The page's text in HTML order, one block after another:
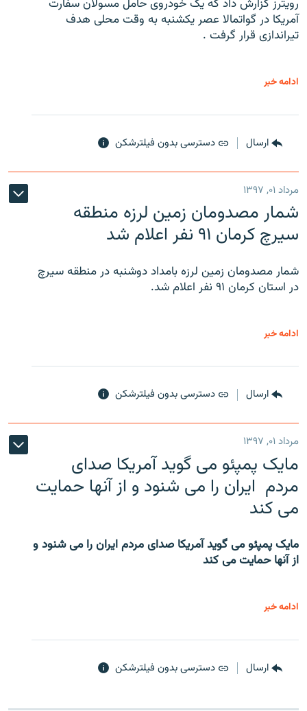
رویترز گزارش داد که یک خودروی حامل مسولان سفارت
آمریکا در گواتمالا عصر یکشنبه به وقت محلی هدف
تیراندازی قرار گرفت .
ادامه خبر
ارسال دسترسی بدون فیلترشکن
مرداد ۰۱, ۱۳۹۷
شمار مصدومان زمین لرزه منطقه
سیرچ کرمان ۹۱ نفر اعلام شد
شمار مصدومان زمین لرزه بامداد دوشنبه در منطقه سیرچ
در استان کرمان ۹۱ نفر اعلام شد.
ادامه خبر
ارسال دسترسی بدون فیلترشکن
مرداد ۰۱, ۱۳۹۷
مایک پمپئو می گوید آمریکا صدای
مردم ایران را می شنود و از آنها حمایت
می کند
مایک پمپئو می گوید آمریکا صدای مردم ایران را می شنود و
از آنها حمایت می کند
ادامه خبر
ارسال دسترسی بدون فیلترشکن